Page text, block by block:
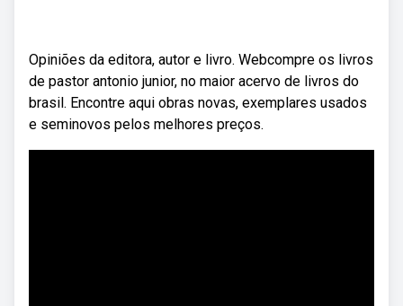
Opiniões da editora, autor e livro. Webcompre os livros
de pastor antonio junior, no maior acervo de livros do
brasil. Encontre aqui obras novas, exemplares usados
e seminovos pelos melhores preços.